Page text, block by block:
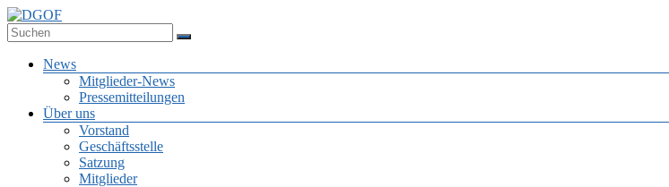
Zum
Inhalt
springen
Deutsche Gesellschaft für Online-Forschung e.V.
Menü
News
Mitglieder-News
Pressemitteilungen
Über uns
Vorstand
Geschäftsstelle
Satzung
Mitglieder